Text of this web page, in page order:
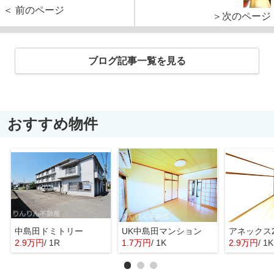
＜ 前のページ
＞次のページ
ブログ記事一覧を見る
おすすめ物件
中島田ドミトリー
2.9万円/ 1R
UK中島田マンション
1.7万円/ 1K
アネックス
2.9万円/ 1K